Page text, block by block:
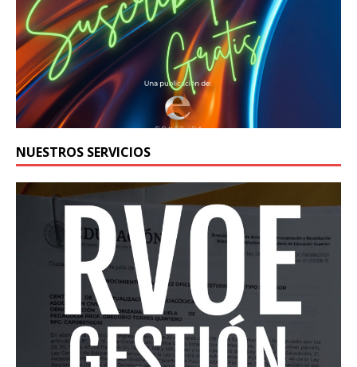
NUESTROS SERVICIOS